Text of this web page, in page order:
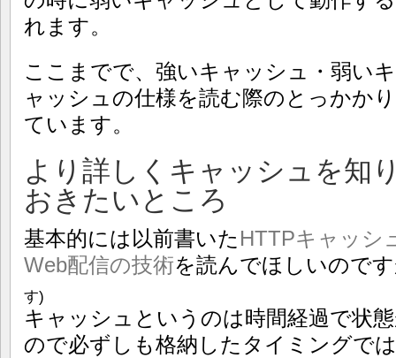
れます。
ここまでで、強いキャッシュ・弱い
ャッシュの仕様を読む際のとっかか
ています。
より詳しくキャッシュを知
おきたいところ
基本的には以前書いた HTTPキャッシ
Web配信の技術を読んでほしいので
す)
キャッシュというのは時間経過で状
ので必ずしも格納したタイミングで